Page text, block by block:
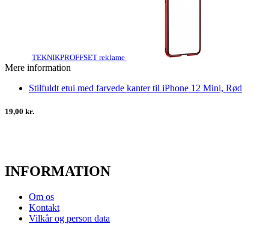
TEKNIKPROFFSET reklame
Mere information
Stilfuldt etui med farvede kanter til iPhone 12 Mini, Rød
19,00 kr.
INFORMATION
Om os
Kontakt
Vilkår og person data